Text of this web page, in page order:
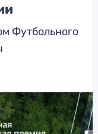
Футбольного